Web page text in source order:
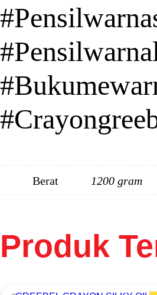
Berat 1200 gram
Produk